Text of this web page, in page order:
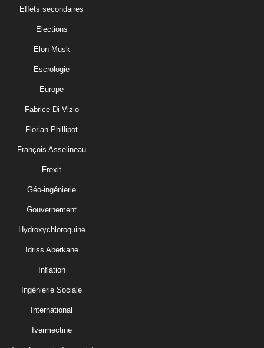
Effets secondaires
Elections
Elon Musk
Escrologie
Europe
Fabrice Di Vizio
Florian Phillipot
François Asselineau
Frexit
Géo-ingénierie
Gouvernement
Hydroxychloroquine
Idriss Aberkane
Inflation
Ingénierie Sociale
International
Ivermectine